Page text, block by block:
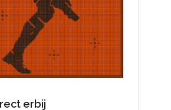
erbij